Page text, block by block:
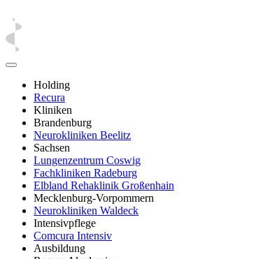
Holding
Recura
Kliniken
Brandenburg
Neurokliniken Beelitz
Sachsen
Lungenzentrum Coswig
Fachkliniken Radeburg
Elbland Rehaklinik Großenhain
Mecklenburg-Vorpommern
Neurokliniken Waldeck
Intensivpflege
Comcura Intensiv
Ausbildung